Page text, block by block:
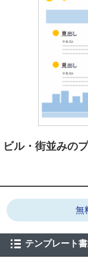
ビル・街並みの
無
テンプレート